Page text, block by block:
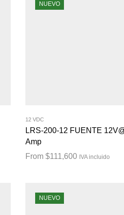
NUEVO
12 VDC
LRS-200-12 FUENTE
Amp
From$111,600 IVA incluido
NUEVO